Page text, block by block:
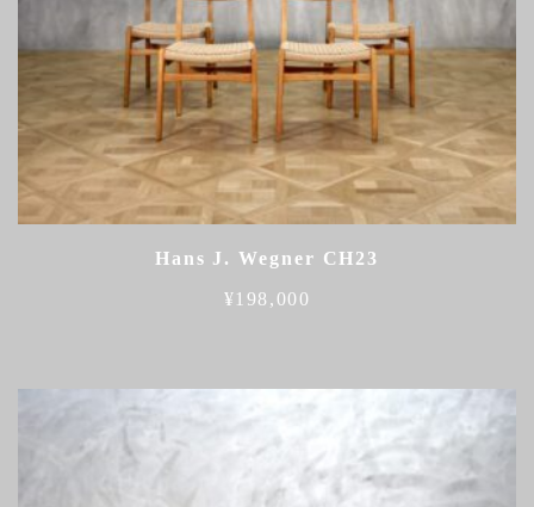
Hans J. Wegner CH23
¥198,000